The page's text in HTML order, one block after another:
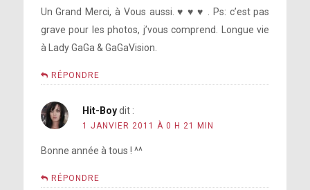
Un Grand Merci, à Vous aussi. ♥ ♥ ♥ . Ps: c’est pas
grave pour les photos, j’vous comprend. Longue vie
à Lady GaGa & GaGaVision.
RÉPONDRE
Hit-Boy dit :
1 JANVIER 2011 À 0 H 21 MIN
Bonne année à tous ! ^^
RÉPONDRE